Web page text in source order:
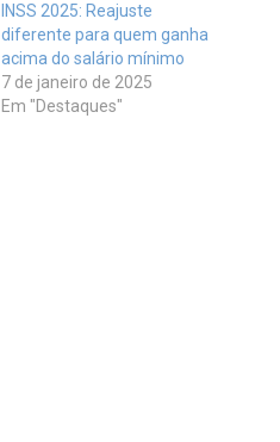
INSS 2025: Reajuste
diferente para quem ganha
acima do salário mínimo
7 de janeiro de 2025
Em "Destaques"